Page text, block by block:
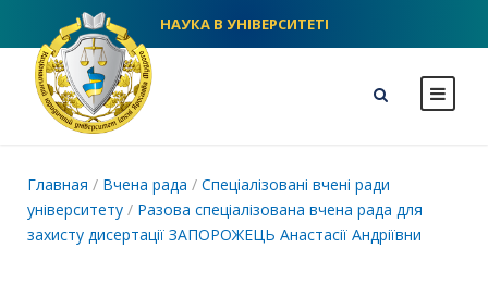
НАУКА В УНІВЕРСИТЕТІ
Главная / Вчена рада / Спеціалізовані вчені ради
університету / Разова спеціалізована вчена рада для
захисту дисертації ЗАПОРОЖЕЦЬ Анастасії Андріївни